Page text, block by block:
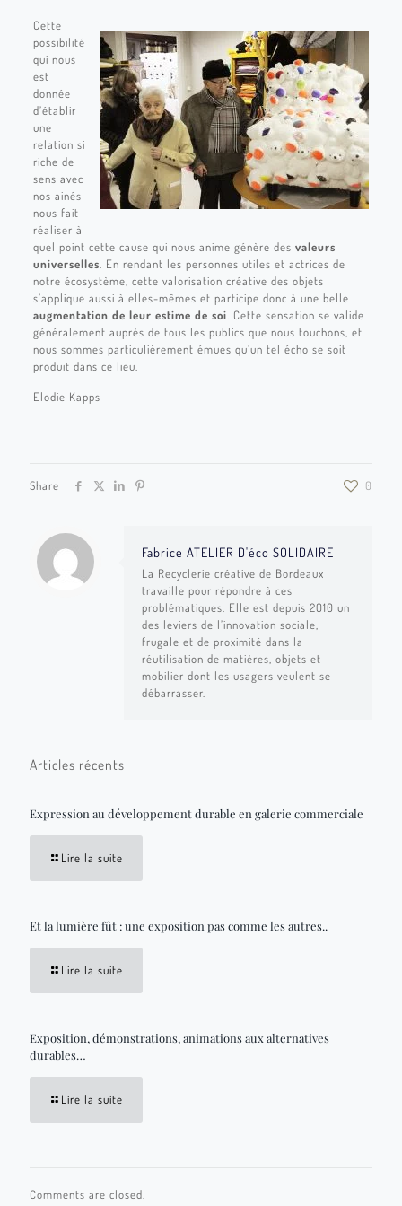
Cette
possibilité
qui nous
est
donnée
d’établir
une
relation si
riche de
sens avec
nos ainés
nous fait
réaliser à
quel point cette cause qui nous anime génère des valeurs
universelles . En rendant les personnes utiles et actrices de
notre écosystème, cette valorisation créative des objets
s’applique aussi à elles-mêmes et participe donc à une belle
augmentation de leur estime de soi . Cette sensation se valide
généralement auprès de tous les publics que nous touchons, et
nous sommes particulièrement émues qu’un tel écho se soit
produit dans ce lieu.
Elodie Kapps
Share 0
Fabrice ATELIER D'éco SOLIDAIRE
La Recyclerie créative de Bordeaux
travaille pour répondre à ces
problématiques. Elle est depuis 2010 un
des leviers de l’innovation sociale,
frugale et de proximité dans la
réutilisation de matières, objets et
mobilier dont les usagers veulent se
débarrasser.
Articles récents
Expression au développement durable en galerie commerciale
Lire la suite
Et la lumière fût : une exposition pas comme les autres..
Lire la suite
Exposition, démonstrations, animations aux alternatives
durables…
Lire la suite
Comments are closed.